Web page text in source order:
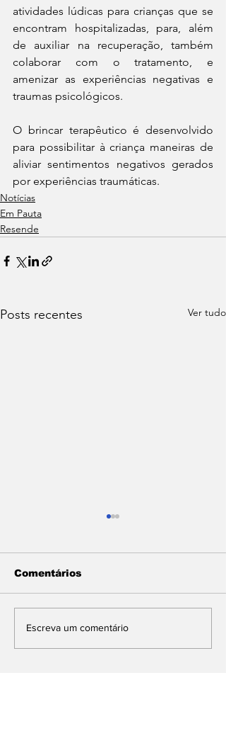
atividades lúdicas para crianças que se
encontram hospitalizadas, para, além
de auxiliar na recuperação, também
colaborar com o tratamento, e
amenizar as experiências negativas e
traumas psicológicos.
O brincar terapêutico é desenvolvido
para possibilitar à criança maneiras de
aliviar sentimentos negativos gerados
por experiências traumáticas.
Notícias
Em Pauta
Resende
Posts recentes Ver tudo
SESSENTA ESCOLAS
Comentários
Escreva um comentário